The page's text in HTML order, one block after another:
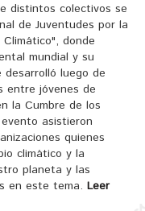
distintos colectivos se
de Juventudes por la
donde
mundial y su
luego de
entre jóvenes de
la Cumbre de los
asistieron
quienes
climático y la
planeta y las
en este tema. Leer